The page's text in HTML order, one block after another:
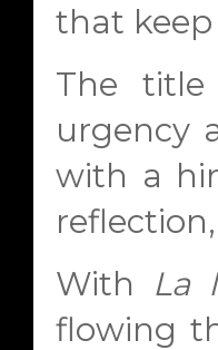
that keep
The
urgency
with a
With La
flowing